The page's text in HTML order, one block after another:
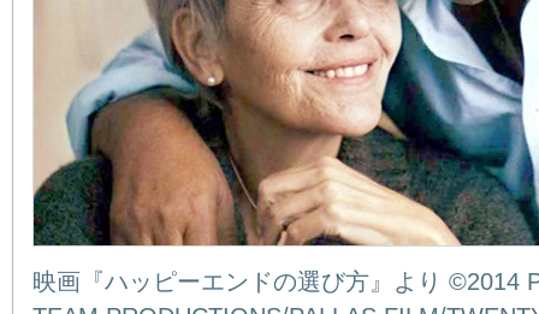
映画『ハッピーエンドの選び方』より ©2014